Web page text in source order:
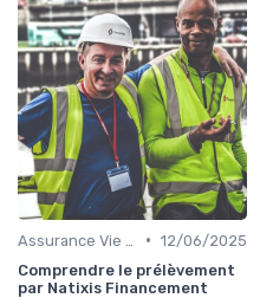
• 12/06/2025
Comprendre le prélèvement
par Natixis Financement